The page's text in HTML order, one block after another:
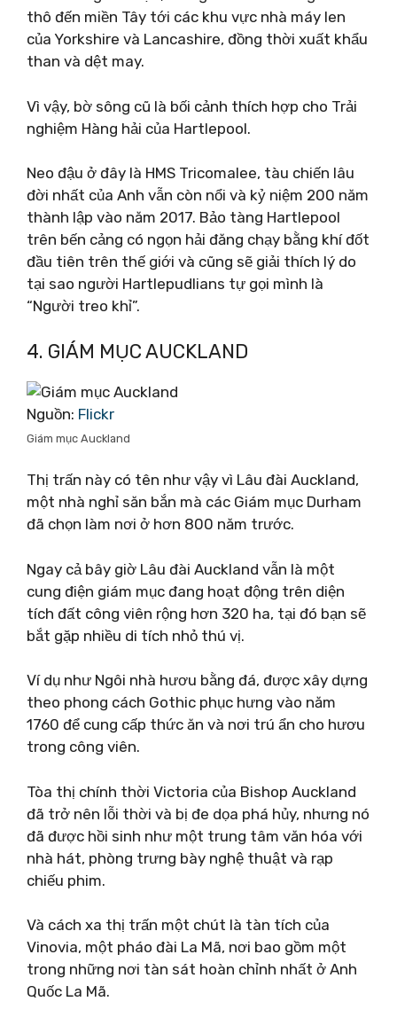
thô đến miền Tây tới các khu vực nhà máy len
của Yorkshire và Lancashire, đồng thời xuất khẩu
than và dệt may.
Vì vậy, bờ sông cũ là bối cảnh thích hợp cho Trải
nghiệm Hàng hải của Hartlepool.
Neo đậu ở đây là HMS Tricomalee, tàu chiến lâu
đời nhất của Anh vẫn còn nổi và kỷ niệm 200 năm
thành lập vào năm 2017. Bảo tàng Hartlepool
trên bến cảng có ngọn hải đăng chạy bằng khí đốt
đầu tiên trên thế giới và cũng sẽ giải thích lý do
tại sao người Hartlepudlians tự gọi mình là
“Người treo khỉ”.
4. GIÁM MỤC AUCKLAND
Nguồn: Flickr
Giám mục Auckland
Thị trấn này có tên như vậy vì Lâu đài Auckland,
một nhà nghỉ săn bắn mà các Giám mục Durham
đã chọn làm nơi ở hơn 800 năm trước.
Ngay cả bây giờ Lâu đài Auckland vẫn là một
cung điện giám mục đang hoạt động trên diện
tích đất công viên rộng hơn 320 ha, tại đó bạn sẽ
bắt gặp nhiều di tích nhỏ thú vị.
Ví dụ như Ngôi nhà hươu bằng đá, được xây dựng
theo phong cách Gothic phục hưng vào năm
1760 để cung cấp thức ăn và nơi trú ẩn cho hươu
trong công viên.
Tòa thị chính thời Victoria của Bishop Auckland
đã trở nên lỗi thời và bị đe dọa phá hủy, nhưng nó
đã được hồi sinh như một trung tâm văn hóa với
nhà hát, phòng trưng bày nghệ thuật và rạp
chiếu phim.
Và cách xa thị trấn một chút là tàn tích của
Vinovia, một pháo đài La Mã, nơi bao gồm một
trong những nơi tàn sát hoàn chỉnh nhất ở Anh
Quốc La Mã.